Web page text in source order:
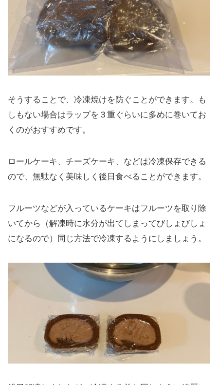
そうすることで、冷凍焼けを防ぐことができます。も
しもない場合はラップを３重ぐらいに多めに巻いてお
くのがおすすめです。
ロールケーキ、チーズケーキ、などは冷凍保存できる
ので、無駄なく美味しく後日食べることができます。
フルーツなどが入っているケーキはフルーツを取り除
いてから（解凍時に水分が出てしまってびしょびしょ
になるので）同じ方法で冷凍するようにしましょう。